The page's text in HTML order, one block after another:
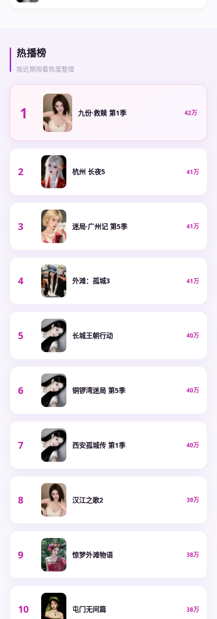
热播榜
按近期观看热度整理
1 九份·救赎 第1季 42万
2 杭州 长夜5 41万
3 迷局·广州记 第5季 41万
4 外滩：孤城3 41万
5 长城王朝行动 40万
6 铜锣湾迷局 第5季 40万
7 西安孤城传 第1季 40万
8 汉江之歌2 39万
9 惊梦外滩物语 38万
10 屯门无间篇 38万